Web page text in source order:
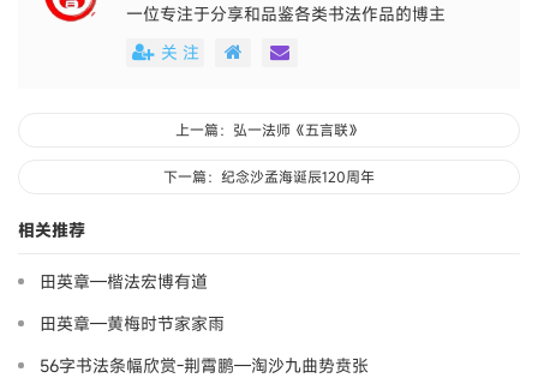
一位专注于分享和品鉴各类书法作品的博主
关 注
上一篇：弘一法师《五言联》
下一篇：纪念沙孟海诞辰120周年
相关推荐
田英章—楷法宏博有道
田英章—黄梅时节家家雨
56字书法条幅欣赏-荆霄鹏—淘沙九曲势贲张